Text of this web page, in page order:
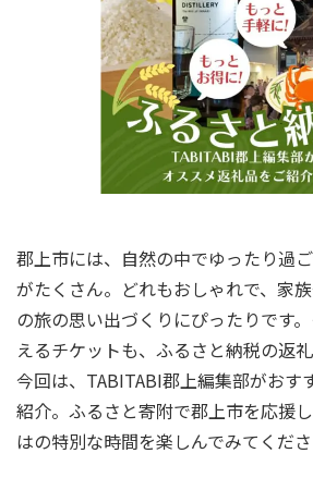
郡上市には、自然の中でゆったり過
がたくさん。どれもおしゃれで、家
の旅の思い出づくりにぴったりです
えるチケットも、ふるさと納税の返
今回は、TABITABI郡上編集部がおす
紹介。ふるさと寄附で郡上市を応援
はの特別な時間を楽しんでみてくださ